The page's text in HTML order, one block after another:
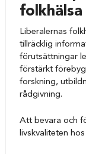
folkhälsa
Liberalernas
tillräcklig
förutsättningar
förstärkt
forskning,
rådgivning.
Att bevara och
livskvaliteten